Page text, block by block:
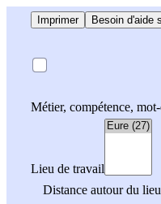
Imprimer Besoin d'aide
Métier, compétence,
Lieu de travail
Distance autour du